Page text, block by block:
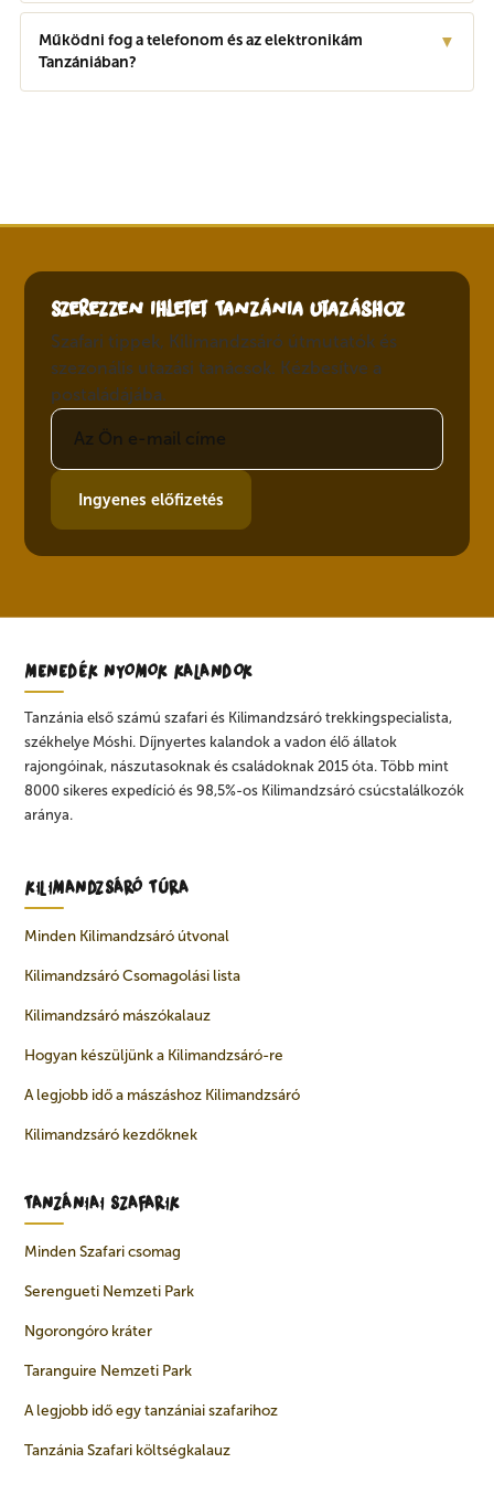
Működni fog a telefonom és az elektronikám
Tanzániában?
▼
Szerezzen ihletet Tanzánia utazáshoz
Szafari tippek, Kilimandzsáró útmutatók és
szezonális utazási tanácsok. Kézbesítve a
postaládájába.
Ingyenes előfizetés
MENEDÉK NYOMOK KALANDOK
Tanzánia első számú szafari és Kilimandzsáró trekkingspecialista,
székhelye Móshi. Díjnyertes kalandok a vadon élő állatok
rajongóinak, nászutasoknak és családoknak 2015 óta. Több mint
8000 sikeres expedíció és 98,5%-os Kilimandzsáró csúcstalálkozók
aránya.
KILIMANDZSÁRÓ TÚRA
Minden Kilimandzsáró útvonal
Kilimandzsáró Csomagolási lista
Kilimandzsáró mászókalauz
Hogyan készüljünk a Kilimandzsáró-re
A legjobb idő a mászáshoz Kilimandzsáró
Kilimandzsáró kezdőknek
TANZÁNIAI SZAFARIK
Minden Szafari csomag
Serengueti Nemzeti Park
Ngorongóro kráter
Taranguire Nemzeti Park
A legjobb idő egy tanzániai szafarihoz
Tanzánia Szafari költségkalauz